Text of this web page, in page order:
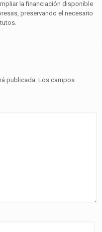
la financiación disponible
preservando el necesario
publicada. Los campos